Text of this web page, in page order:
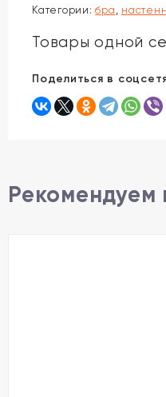
Категории:бра
Товары одной
Поделиться в
Рекомендуем